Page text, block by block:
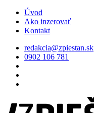
Úvod
Ako inzerovať
Kontakt
redakcia@zpiestan.sk
0902 106 781